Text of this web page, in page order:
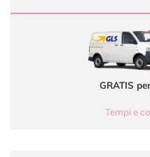
GRATIS
Tempi e